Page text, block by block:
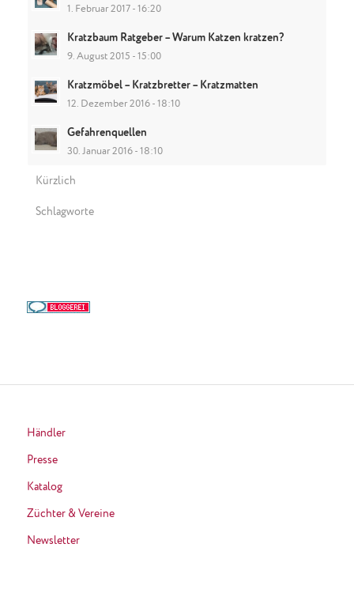
1. Februar 2017 - 16:20
Kratzbaum Ratgeber – Warum Katzen kratzen?
9. August 2015 - 15:00
Kratzmöbel – Kratzbretter – Kratzmatten
12. Dezember 2016 - 18:10
Gefahrenquellen
30. Januar 2016 - 18:10
Kürzlich
Schlagworte
Händler
Presse
Katalog
Züchter & Vereine
Newsletter